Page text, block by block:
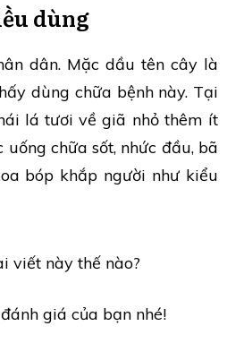
dùng
dân. Mặc dầu tên cây là
dùng chữa bệnh này. Tại
lá tươi về giã nhỏ thêm ít
chữa sốt, nhức đầu, bã
bóp khắp người như kiểu
viết này thế nào?
giá của bạn nhé!